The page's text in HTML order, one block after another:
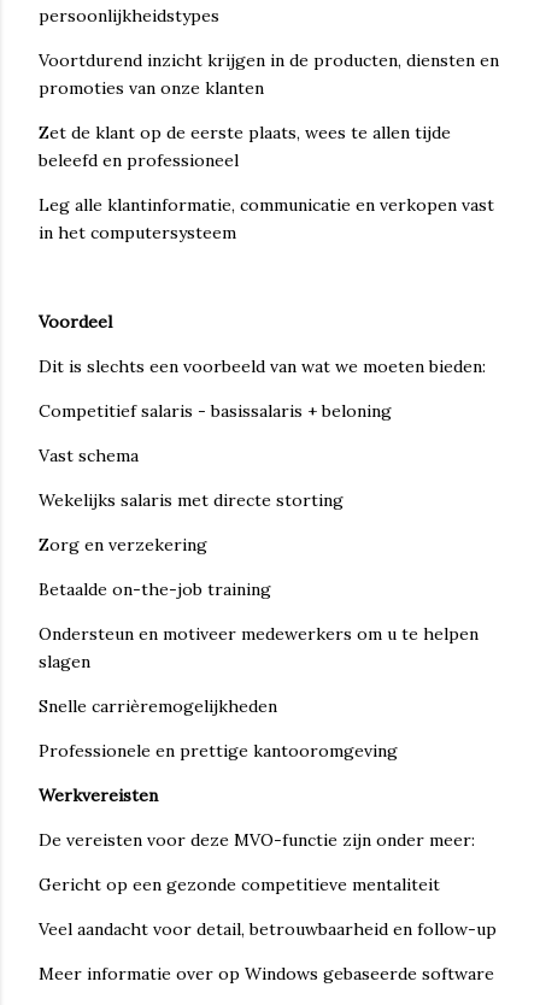
persoonlijkheidstypes
Voortdurend inzicht krijgen in de producten, diensten en
promoties van onze klanten
Zet de klant op de eerste plaats, wees te allen tijde
beleefd en professioneel
Leg alle klantinformatie, communicatie en verkopen vast
in het computersysteem
Voordeel
Dit is slechts een voorbeeld van wat we moeten bieden:
Competitief salaris - basissalaris + beloning
Vast schema
Wekelijks salaris met directe storting
Zorg en verzekering
Betaalde on-the-job training
Ondersteun en motiveer medewerkers om u te helpen
slagen
Snelle carrièremogelijkheden
Professionele en prettige kantooromgeving
Werkvereisten
De vereisten voor deze MVO-functie zijn onder meer:
Gericht op een gezonde competitieve mentaliteit
Veel aandacht voor detail, betrouwbaarheid en follow-up
Meer informatie over op Windows gebaseerde software